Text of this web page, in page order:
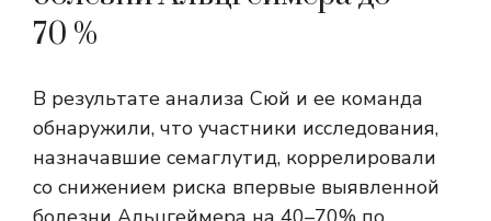
70 %
В результате анализа Сюй и ее команда
обнаружили, что участники исследования,
назначавшие семаглутид, коррелировали
со снижением риска впервые выявленной